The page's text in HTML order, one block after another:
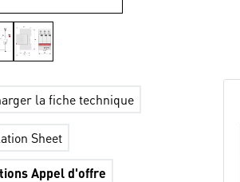
la fiche technique
Sheet
Appel d'offre